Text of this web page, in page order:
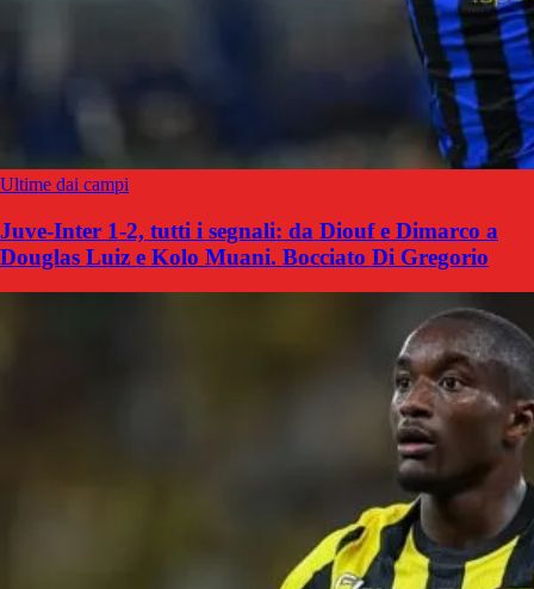
Ultime dai campi
Juve-Inter 1-2, tutti i segnali: da Diouf e Dimarco a
Douglas Luiz e Kolo Muani. Bocciato Di Gregorio